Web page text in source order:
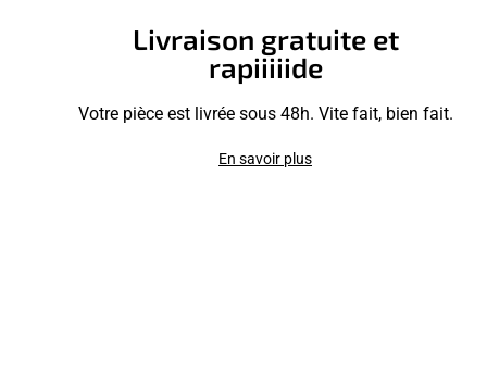
Livraison gratuite et
rapiiiiide
Votre pièce est livrée sous 48h. Vite fait, bien fait.
En savoir plus